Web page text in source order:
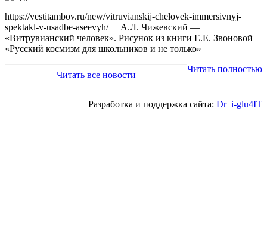
https://vestitambov.ru/new/vitruvianskij-chelovek-immersivnyj-
spektakl-v-usadbe-aseevyh/ А.Л. Чижевский —
«Витрувианский человек». Рисунок из книги Е.Е. Звоновой
«Русский космизм для школьников и не только»
Читать полностью
Читать все новости
Разработка и поддержка сайта: Dr_i-glu4IT